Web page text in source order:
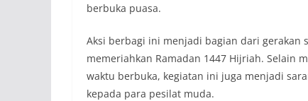
berbuka puasa.
Aksi berbagi ini menjadi bagian dari gerakan
memeriahkan Ramadan 1447 Hijriah. Selain
waktu berbuka, kegiatan ini juga menjadi
kepada para pesilat muda.